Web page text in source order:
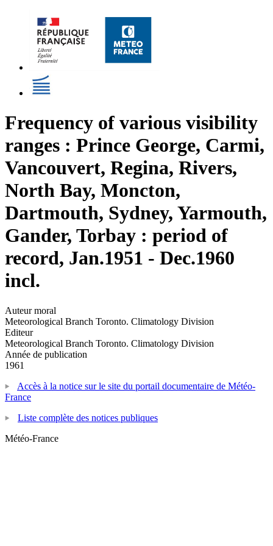
Frequency of various visibility
ranges : Prince George, Carmi,
Vancouvert, Regina, Rivers,
North Bay, Moncton,
Dartmouth, Sydney, Yarmouth,
Gander, Torbay : period of
record, Jan.1951 - Dec.1960
incl.
Auteur moral
Meteorological Branch Toronto. Climatology Division
Editeur
Meteorological Branch Toronto. Climatology Division
Année de publication
1961
Accès à la notice sur le site du portail documentaire de Météo-
France
Liste complète des notices publiques
Météo-France